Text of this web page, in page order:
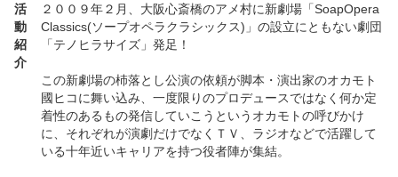
活
動
紹
介
２００９年２月、大阪心斎橋のアメ村に新劇場「SoapOpera
Classics(ソープオペラクラシックス)」の設立にともない劇団
「テノヒラサイズ」発足！
この新劇場の杮落とし公演の依頼が脚本・演出家のオカモト
國ヒコに舞い込み、一度限りのプロデュースではなく何か定
着性のあるもの発信していこうというオカモトの呼びかけ
に、それぞれが演劇だけでなくＴＶ、ラジオなどで活躍して
いる十年近いキャリアを持つ役者陣が集結。